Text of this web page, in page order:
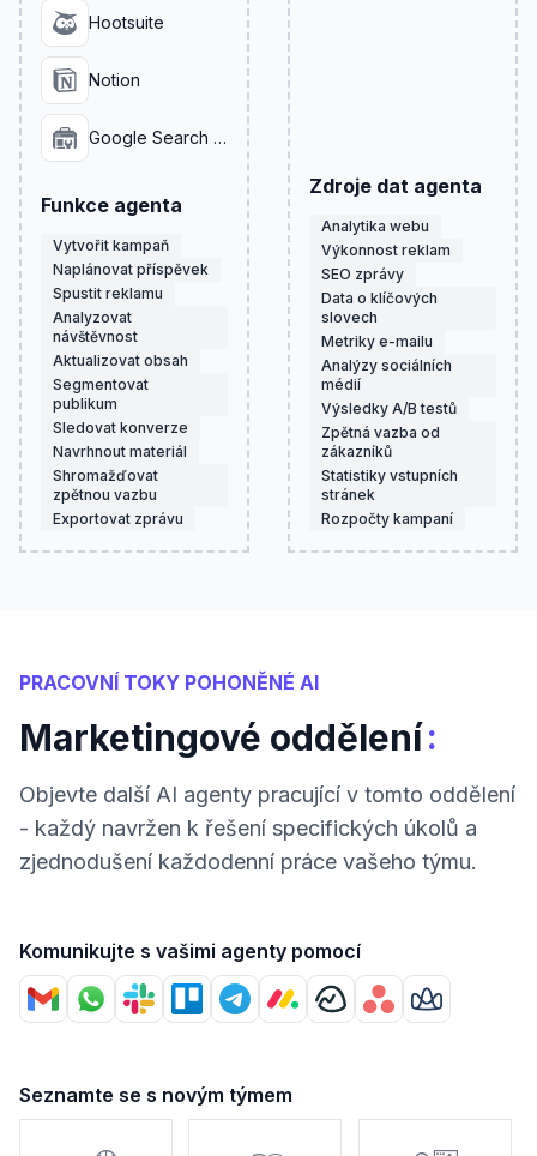
Hootsuite
Notion
Google Search Console
Funkce agenta
Vytvořit kampaň
Naplánovat příspěvek
Spustit reklamu
Analyzovat
návštěvnost
Aktualizovat obsah
Segmentovat
publikum
Sledovat konverze
Navrhnout materiál
Shromažďovat
zpětnou vazbu
Exportovat zprávu
Zdroje dat agenta
Analytika webu
Výkonnost reklam
SEO zprávy
Data o klíčových
slovech
Metriky e-mailu
Analýzy sociálních
médií
Výsledky A/B testů
Zpětná vazba od
zákazníků
Statistiky vstupních
stránek
Rozpočty kampaní
PRACOVNÍ TOKY POHONĚNÉ AI
Marketingové oddělení:
Objevte další AI agenty pracující v tomto oddělení
- každý navržen k řešení specifických úkolů a
zjednodušení každodenní práce vašeho týmu.
Komunikujte s vašimi agenty pomocí
Seznamte se s novým týmem